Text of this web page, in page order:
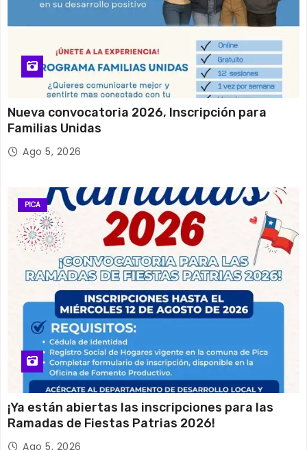
Nueva convocatoria 2026, Inscripción para
Familias Unidas
Ago 5, 2026
PICA
¡Ya están abiertas las inscripciones para las
Ramadas de Fiestas Patrias 2026!
Ago 5, 2026